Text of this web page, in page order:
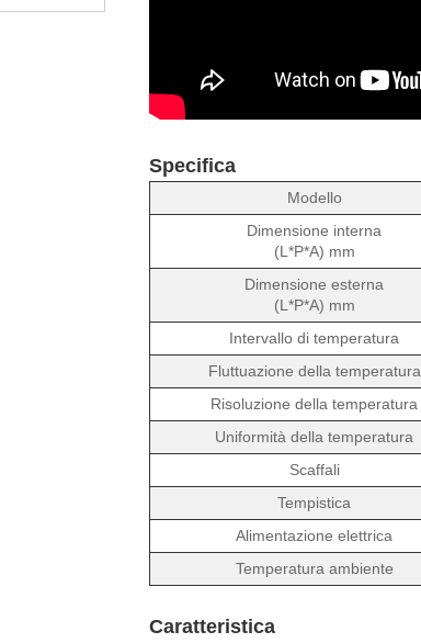
Specifica
Modello
Dimensione interna
(L*P*A) mm
Dimensione esterna
(L*P*A) mm
Intervallo di temperatura
Fluttuazione della temperatura
Risoluzione della temperatura
Uniformità della temperatura
Scaffali
Tempistica
Alimentazione elettrica
Temperatura ambiente
Caratteristica